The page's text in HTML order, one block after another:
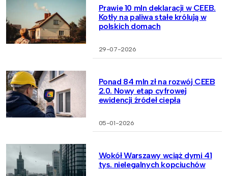
Prawie 10 mln deklaracji w CEEB.
Kotły na paliwa stałe królują w
polskich domach
29-07-2026
Ponad 84 mln zł na rozwój CEEB
2.0. Nowy etap cyfrowej
ewidencji źródeł ciepła
05-01-2026
Wokół Warszawy wciąż dymi 41
tys. nielegalnych kopciuchów